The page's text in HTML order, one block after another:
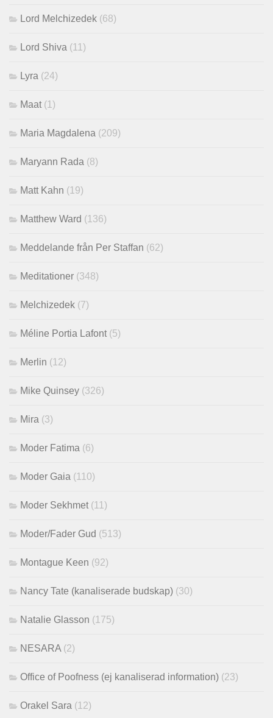
Lord Melchizedek (68)
Lord Shiva (11)
Lyra (24)
Maat (1)
Maria Magdalena (209)
Maryann Rada (8)
Matt Kahn (19)
Matthew Ward (136)
Meddelande från Per Staffan (62)
Meditationer (348)
Melchizedek (7)
Méline Portia Lafont (5)
Merlin (12)
Mike Quinsey (326)
Mira (3)
Moder Fatima (6)
Moder Gaia (110)
Moder Sekhmet (11)
Moder/Fader Gud (513)
Montague Keen (92)
Nancy Tate (kanaliserade budskap) (30)
Natalie Glasson (175)
NESARA (2)
Office of Poofness (ej kanaliserad information) (23)
Orakel Sara (12)